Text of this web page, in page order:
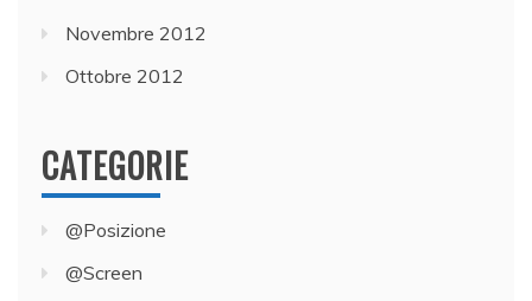
Novembre 2012
Ottobre 2012
CATEGORIE
@Posizione
@Screen